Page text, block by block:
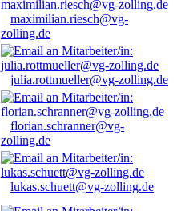
maximilian.riesch@vg-
zolling.de
julia.rottmueller@vg-zolling.de
florian.schranner@vg-
zolling.de
lukas.schuett@vg-zolling.de